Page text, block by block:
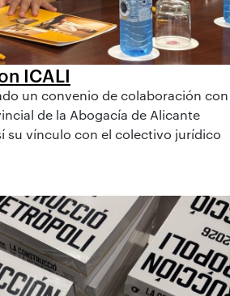
ICALI
un convenio de colaboración con
de la Abogacía de Alicante
su vínculo con el colectivo jurídico